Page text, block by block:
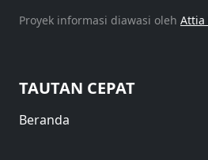
Proyek informasi diawasi oleh Attia
TAUTAN CEPAT
Beranda